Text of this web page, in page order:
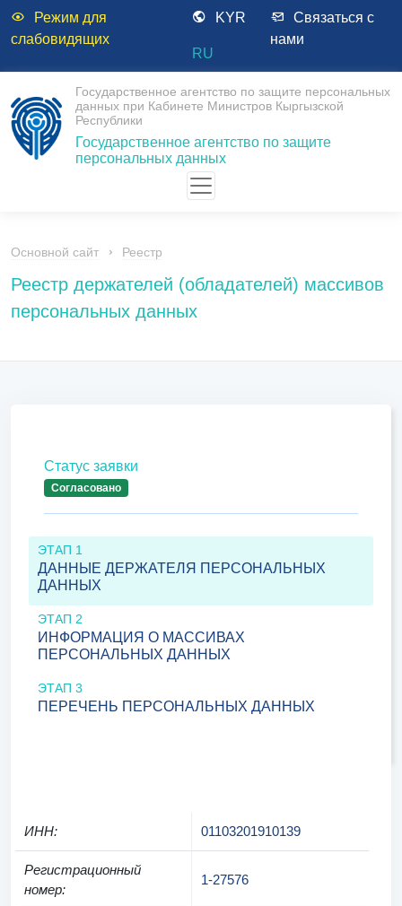
Режим для
слабовидящих
KYR
RU
Связаться с
нами
Государственное агентство по защите персональных
данных при Кабинете Министров Кыргызской
Республики
Государственное агентство по защите
персональных данных
Основной сайт Реестр
Реестр держателей (обладателей) массивов
персональных данных
Статус заявки
Согласовано
ЭТАП 1
ДАННЫЕ ДЕРЖАТЕЛЯ ПЕРСОНАЛЬНЫХ
ДАННЫХ
ЭТАП 2
ИНФОРМАЦИЯ О МАССИВАХ
ПЕРСОНАЛЬНЫХ ДАННЫХ
ЭТАП 3
ПЕРЕЧЕНЬ ПЕРСОНАЛЬНЫХ ДАННЫХ
ИНН: 01103201910139
Регистрационный
номер:
1-27576